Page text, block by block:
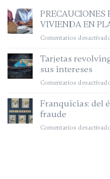
PRECAUCIONES
VIVIENDA EN
Comentarios
Tarjetas
sus intereses
Comentarios
Franquicias: del
fraude
Comentarios